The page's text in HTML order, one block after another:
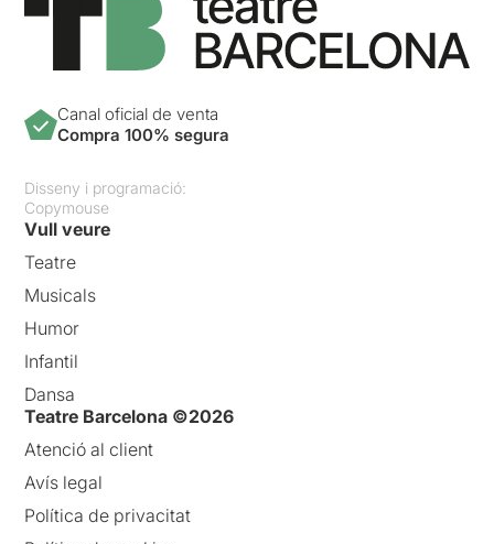
Canal oficial de venta
Compra 100% segura
Disseny i programació:
Copymouse
Vull veure
Teatre
Musicals
Humor
Infantil
Dansa
Teatre Barcelona ©2026
Atenció al client
Avís legal
Política de privacitat